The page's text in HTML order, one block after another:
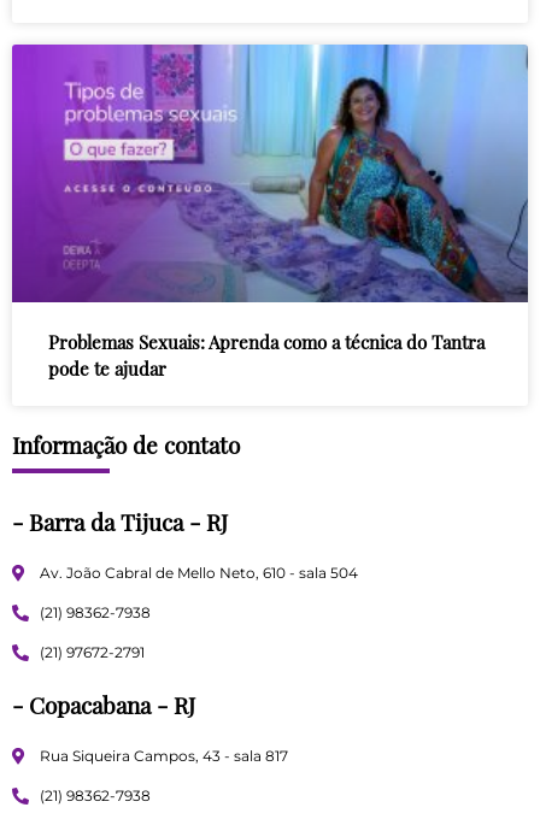
Problemas Sexuais: Aprenda como a técnica do Tantra
pode te ajudar
Informação de contato
- Barra da Tijuca - RJ
Av. João Cabral de Mello Neto, 610 - sala 504
(21) 98362-7938
(21) 97672-2791
- Copacabana - RJ
Rua Siqueira Campos, 43 - sala 817
(21) 98362-7938